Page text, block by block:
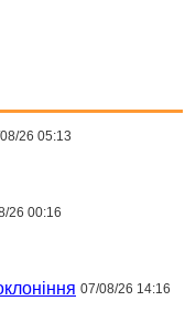
26 05:13
26 00:16
07/08/26 14:16